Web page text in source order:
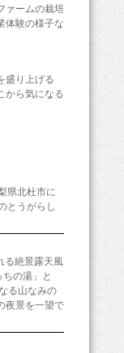
ァームの栽培
体験の様子な
盛り上げる
から気になる
県北杜市に
とうがらし
る絶景露天風
の湯」と
る山なみの
夜景を一望で